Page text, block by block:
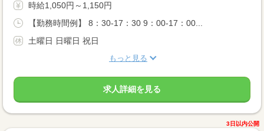
時給1,050円～1,150円
【勤務時間例】 8：30-17：30 9：00-17：00...
土曜日 日曜日 祝日
もっと見る
求人詳細を見る
3日以内公開